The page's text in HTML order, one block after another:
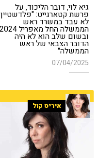
גיא לוי, דובר הליכוד, על
פרשת קטארגייט: "פלדשטיין
לא עבד במשרד ראש
ובשום שלב הוא לא היה
הדובר הצבאי של ראש
הממשלה"
07/04/2025
איריס קול